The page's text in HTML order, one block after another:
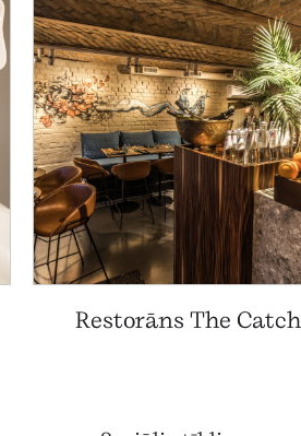
Restorāns The Catch